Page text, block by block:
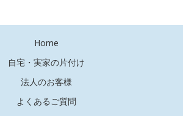
Home
自宅・実家の片付け
法人のお客様
よくあるご質問